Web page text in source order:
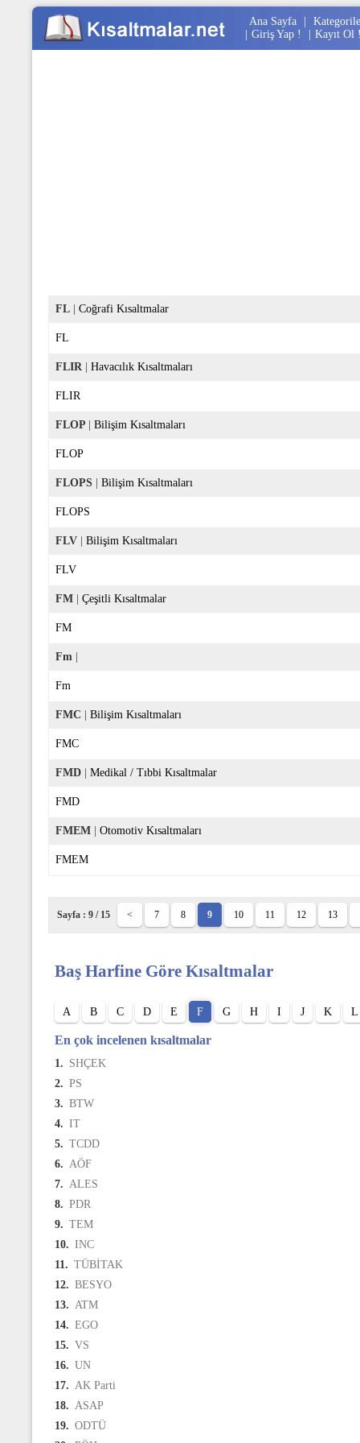
Ana Sayfa
Giriş Yap ! Kayıt Ol
FL Coğrafi Kısaltmalar
FL
FLIR Havacılık Kısaltmaları
FLIR
FLOP Bilişim Kısaltmaları
FLOP
FLOPS Bilişim Kısaltmaları
FLOPS
FLV Bilişim Kısaltmaları
FLV
FM Çeşitli Kısaltmalar
FM
Fm
Fm
FMC Bilişim Kısaltmaları
FMC
FMD Medikal / Tıbbi Kısaltmalar
FMD
FMEM Otomotiv Kısaltmaları
FMEM
Sayfa : 9 / 15 < 7 8 9 10 11 12 13
Baş Harfine Göre Kısaltmalar
A B C D E F G H I J K L
En çok incelenen kısaltmalar
1. SHÇEK
2. PS
3. BTW
4. IT
5. TCDD
6. AÖF
7. ALES
8. PDR
9. TEM
10. INC
11. TÜBİTAK
12. BESYO
13. ATM
14. EGO
15. VS
16. UN
17. AK Parti
18. ASAP
19. ODTÜ